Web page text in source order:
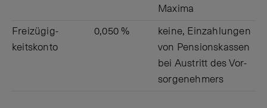
Maxima
Frei­zügig­
keits­konto
0,050 %
keine, Ein­zahl­ungen
von Pen­sions­kassen
bei Aus­tritt des Vor­
sorge­neh­mers